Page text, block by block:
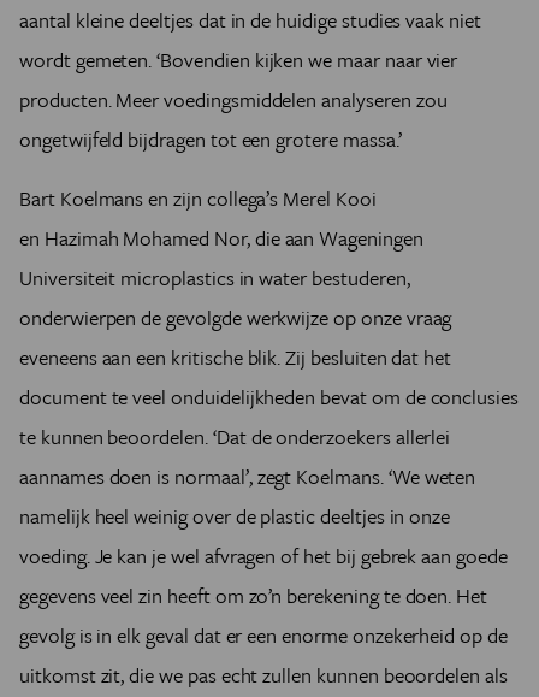
aantal kleine deeltjes dat in de huidige studies vaak niet
wordt gemeten.‘Bovendien kijken we maar naar vier
producten. Meer voedingsmiddelen analyseren zou
ongetwijfeld bijdragen tot een grotere massa.’
Bart Koelmans en zijn collega’s Merel Kooi
en Hazimah Mohamed Nor, die aan Wageningen
Universiteit microplastics in water bestuderen,
onderwierpen de gevolgde werkwijze op onze vraag
eveneens aan een kritische blik. Zij besluiten dat het
document te veel onduidelijkheden bevat om de conclusies
te kunnen beoordelen.‘Dat de onderzoekers allerlei
aannames doen is normaal’, zegt Koelmans.‘We weten
namelijk heel weinig over de plastic deeltjes in onze
voeding. Je kan je wel afvragen of het bij gebrek aan goede
gegevens veel zin heeft om zo’n berekening te doen. Het
gevolg is in elk geval dat er een enorme onzekerheid op de
uitkomst zit, die we pas echt zullen kunnen beoordelen als